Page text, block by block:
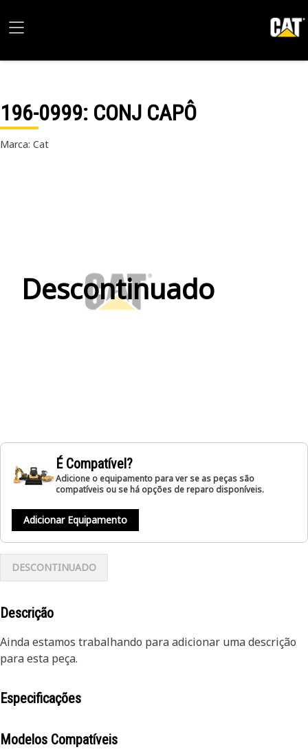
196-0999: CONJ CAPÔ
Marca: Cat
Descontinuado
É Compatível?
Adicione o equipamento para ver se as peças são
compatíveis ou se há opções de reparo disponíveis.
Adicionar Equipamento
DESCONTINUADO
Descrição
Ainda estamos trabalhando para adicionar uma descrição
para esta peça.
Especificações
Modelos Compatíveis